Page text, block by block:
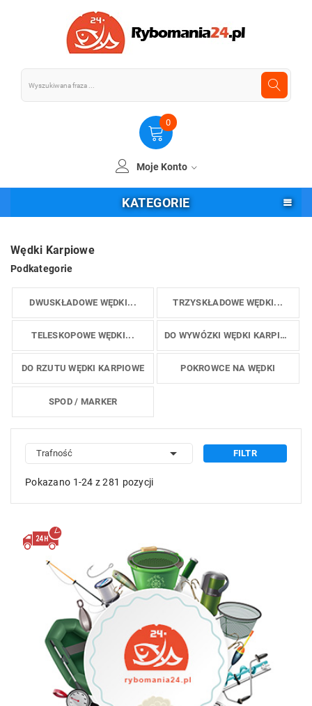
0
Moje Konto
KATEGORIE
Wędki Karpiowe
Podkategorie
DWUSKŁADOWE WĘDKI... TRZYSKŁADOWE WĘDKI...
TELESKOPOWE WĘDKI... DO WYWÓZKI WĘDKI KARPIOWE
DO RZUTU WĘDKI KARPIOWE POKROWCE NA WĘDKI
SPOD / MARKER
Trafność  FILTR
Pokazano 1-24 z 281 pozycji